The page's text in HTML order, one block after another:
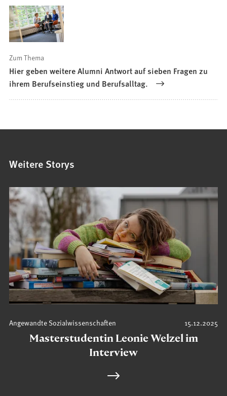
neuen
Tab)
Zum Thema
Hier geben weitere Alumni Antwort auf sieben Fragen zu
ihrem Berufseinstieg und Berufsalltag.
Weitere Storys
15.12.2025
Angewandte Sozialwissenschaften
Masterstudentin Leonie Welzel im
Interview